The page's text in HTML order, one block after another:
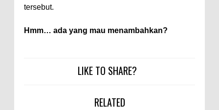
tersebut.
Hmm… ada yang mau menambahkan?
LIKE TO SHARE?
RELATED